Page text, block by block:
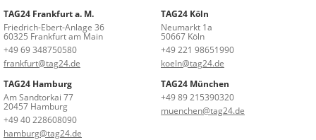
TAG24 Frankfurt a. M.
Friedrich-Ebert-Anlage 36
60325 Frankfurt am Main
+49 69 348750580
frankfurt@tag24.de
TAG24 Köln
Neumarkt 1a
50667 Köln
+49 221 98651990
koeln@tag24.de
TAG24 Hamburg
Am Sandtorkai 77
20457 Hamburg
+49 40 228608090
hamburg@tag24.de
TAG24 München
+49 89 215390320
muenchen@tag24.de